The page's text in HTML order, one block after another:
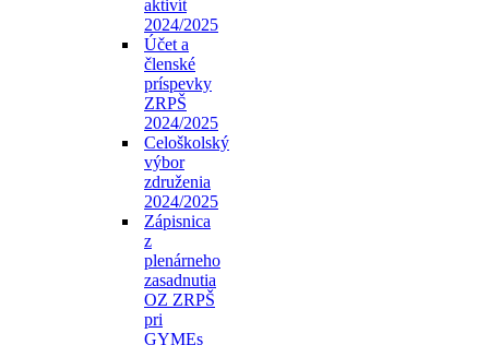
aktivít
2024/2025
Účet a
členské
príspevky
ZRPŠ
2024/2025
Celoškolský
výbor
združenia
2024/2025
Zápisnica
z
plenárneho
zasadnutia
OZ ZRPŠ
pri
GYMEs